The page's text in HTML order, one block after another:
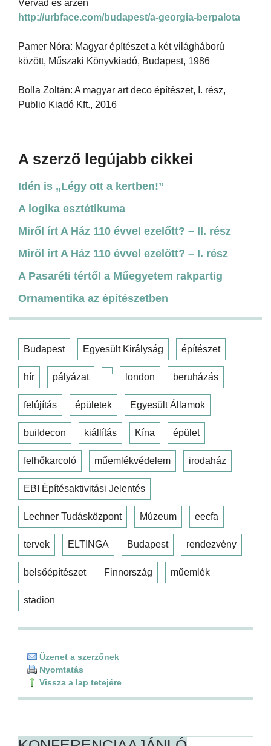
Vérvád és arzén
http://urbface.com/budapest/a-georgia-berpalota
Pamer Nóra: Magyar építészet a két világháború
között, Műszaki Könyvkiadó, Budapest, 1986
Bolla Zoltán: A magyar art deco építészet, I. rész,
Publio Kiadó Kft., 2016
A szerző legújabb cikkei
Idén is „Légy ott a kertben!”
A logika esztétikuma
Miről írt A Ház 110 évvel ezelőtt? – II. rész
Miről írt A Ház 110 évvel ezelőtt? – I. rész
A Pasaréti tértől a Műegyetem rakpartig
Ornamentika az építészetben
Budapest Egyesült Királyság építészet
hír pályázat london beruházás
felújítás épületek Egyesült Államok
buildecon kiállítás Kína épület
felhőkarcoló műemlékvédelem irodaház
EBI Építésaktivitási Jelentés
Lechner Tudásközpont Múzeum eecfa
tervek ELTINGA Budapest rendezvény
belsőépítészet Finnország műemlék
stadion
Üzenet a szerzőnek
Nyomtatás
Vissza a lap tetejére